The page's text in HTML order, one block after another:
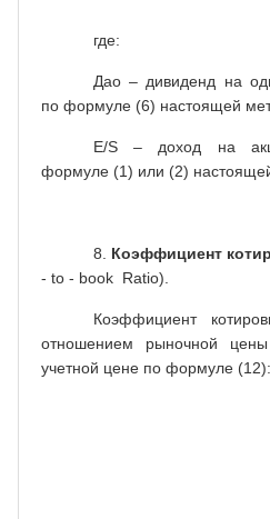
где:
Дао – дивиденд на
по формуле (6) настоящей
Е/S
– доход на
формуле (1) или (2)
8. Коэффициент
- to - book Ratio).
Коэффициент
отношением рыночной
учетной цене по формуле (12):